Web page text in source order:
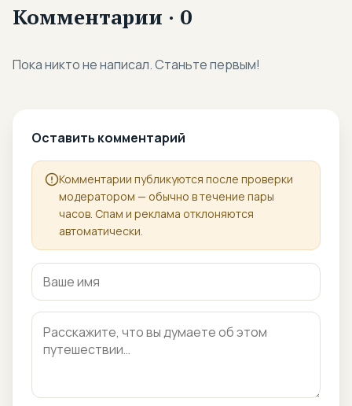
Комментарии · 0
Пока никто не написал. Станьте первым!
Оставить комментарий
Комментарии публикуются после проверки
модератором — обычно в течение пары
часов. Спам и реклама отклоняются
автоматически.